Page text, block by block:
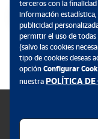
terceros con la
información estadística,
publicidad
permitir el uso de todas
(salvo las cookies
tipo de cookies deseas
opción Configurar
nuestra POLÍTICA DE